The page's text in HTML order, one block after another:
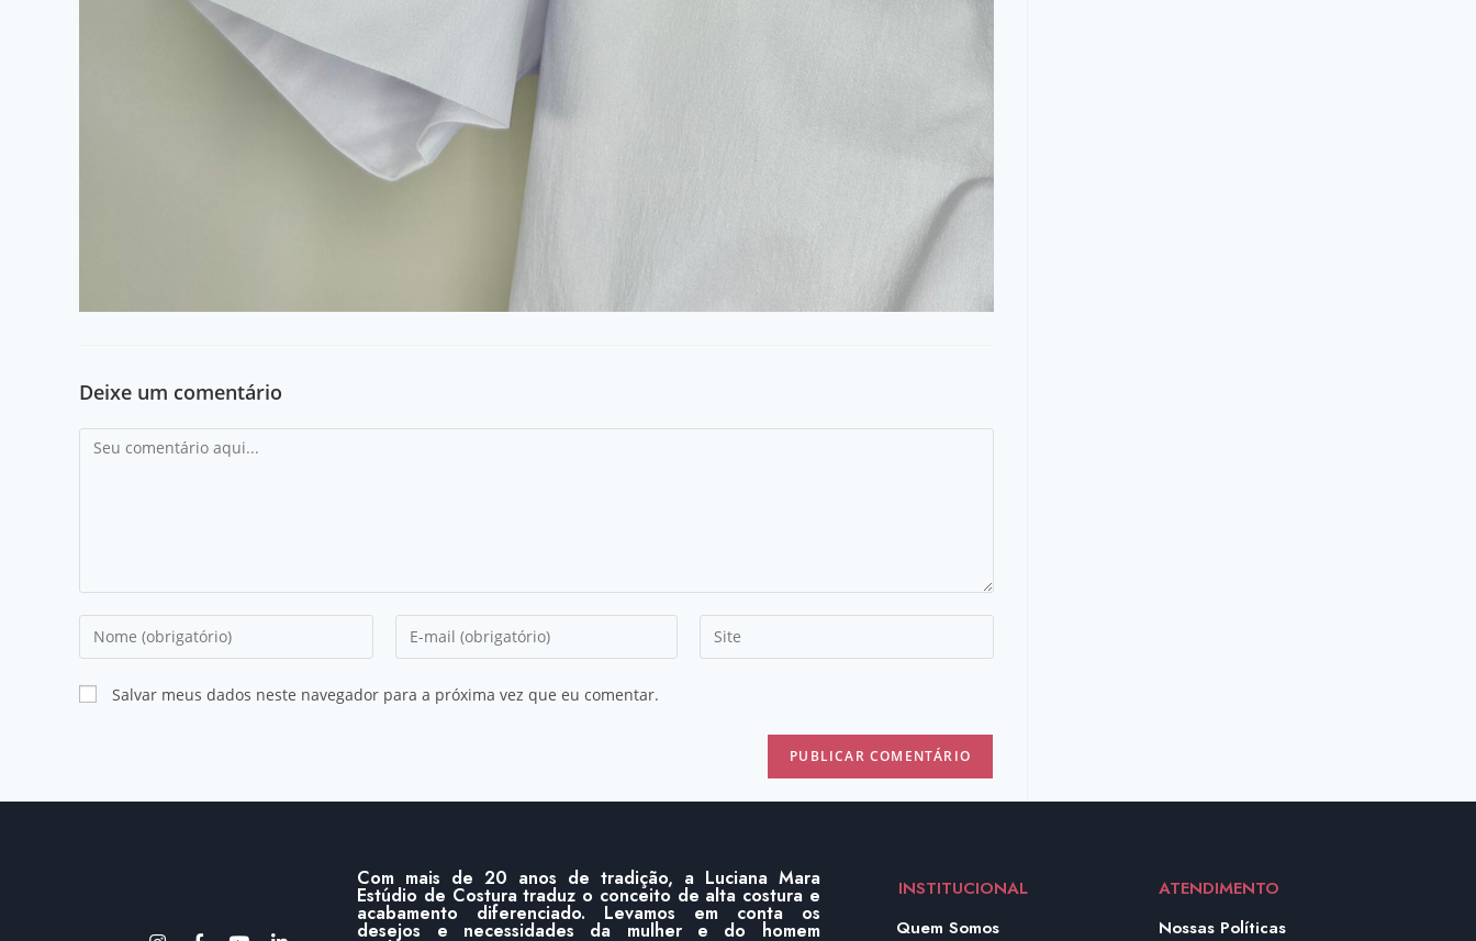
Deixe um comentário
Salvar meus dados neste navegador para a próxima vez que eu comentar.
Com mais de 20 anos de tradição, a Luciana Mara
Estúdio de Costura traduz o conceito de alta costura e
acabamento diferenciado. Levamos em conta os
desejos e necessidades da mulher e do homem
INSTITUCIONAL
Quem Somos
ATENDIMENTO
Nossas Políticas